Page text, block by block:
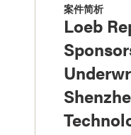
案件简析
Loeb